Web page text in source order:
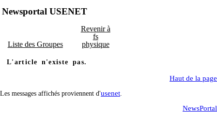
Newsportal USENET
Liste des Groupes
Revenir à
fs
physique
L'article n'existe pas.
Haut de la page
Les messages affichés proviennent d'usenet
NewsPortal